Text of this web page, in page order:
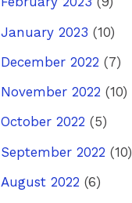
January 2023 (10)
December 2022 (7)
November 2022 (10)
October 2022 (5)
September 2022 (10)
August 2022 (6)